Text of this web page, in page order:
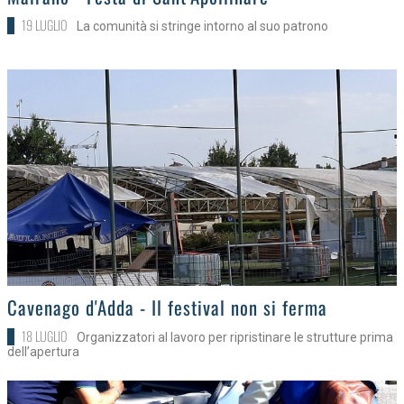
19 LUGLIO La comunità si stringe intorno al suo patrono
>
Cavenago d'Adda - Il festival non si ferma
18 LUGLIO
Organizzatori al lavoro per ripristinare le strutture prima
dell’apertura